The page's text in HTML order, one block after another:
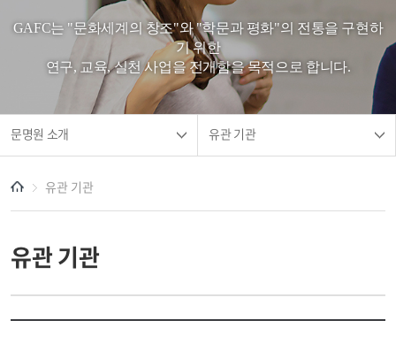
학술기획
교류협력
교육 장학
학술기획
교류협력
교육 장학
GAFC는 "문화세계의 창조"와 "학문과 평화"의 전통을 구현하
기 위한
연구, 교육, 실천 사업을 전개함을 목적으로 합니다.
문명원 소개 유관 기관
유관 기관
유관 기관